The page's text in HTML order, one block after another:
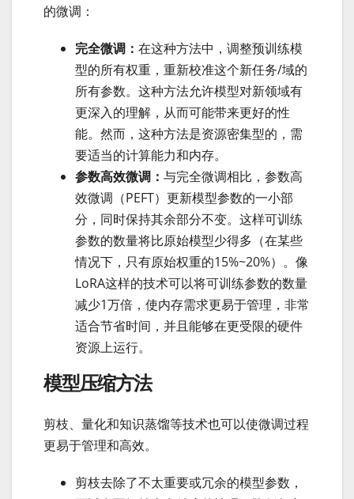
的微调：
完全微调： 在这种方法中，调整预训练模
型的所有权重，重新校准这个新任务/域的
所有参数。这种方法允许模型对新领域有
更深入的理解，从而可能带来更好的性
能。然而，这种方法是资源密集型的，需
要适当的计算能力和内存。
参数高效微调： 与完全微调相比，参数高
效微调（PEFT）更新模型参数的一小部
分，同时保持其余部分不变。这样可训练
参数的数量将比原始模型少得多（在某些
情况下，只有原始权重的15%~20%）。像
LoRA这样的技术可以将可训练参数的数量
减少1万倍，使内存需求更易于管理，非常
适合节省时间，并且能够在更受限的硬件
资源上运行。
模型压缩方法
剪枝、量化和知识蒸馏等技术也可以使微调过程
更易于管理和高效。
剪枝去除了不太重要或冗余的模型参数，